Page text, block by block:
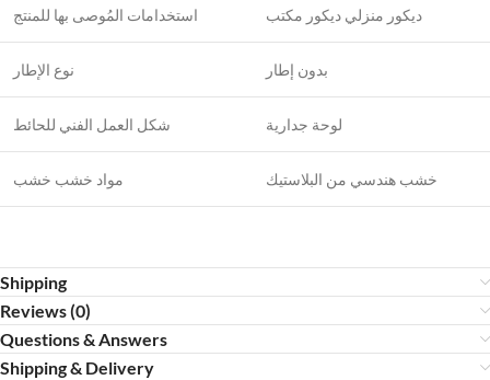
استخدامات المُوصى بها للمنتج ديكور منزلي ديكور مكتب
نوع الإطار بدون إطار
شكل العمل الفني للحائط لوحة جدارية
مواد خشب خشب خشب هندسي من البلاستيك
Shipping
Reviews (0)
Questions & Answers
Shipping & Delivery